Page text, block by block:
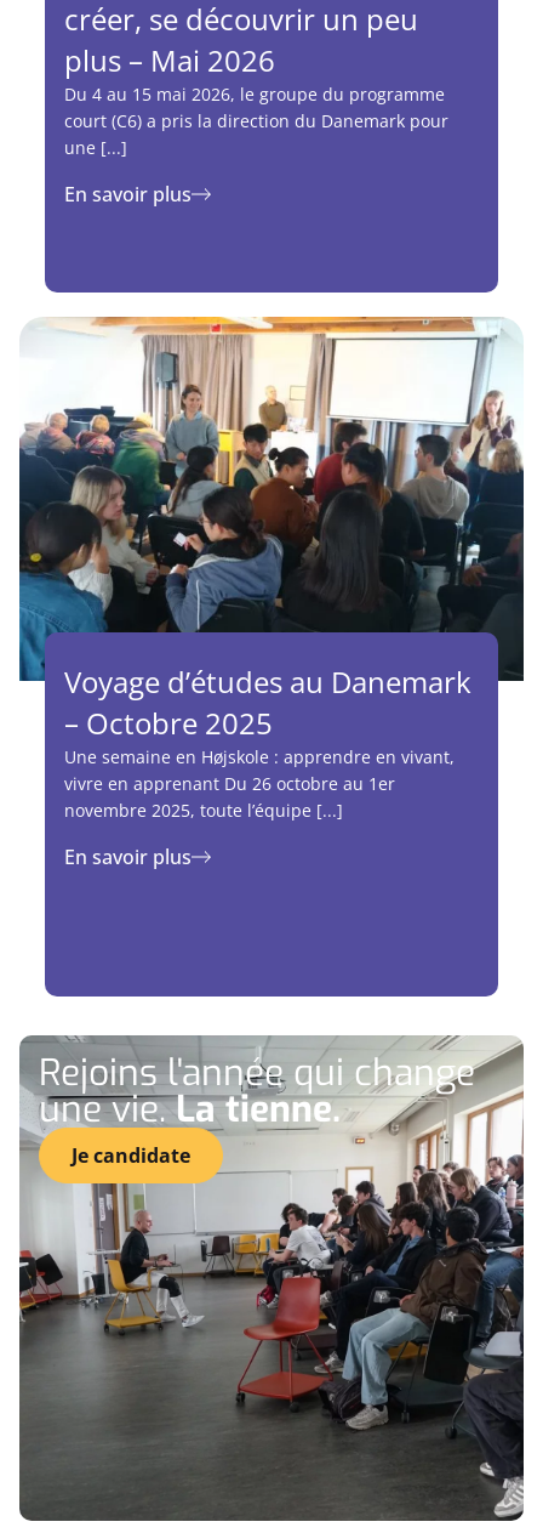
créer, se découvrir un peu
plus – Mai 2026
Du 4 au 15 mai 2026, le groupe du programme
court (C6) a pris la direction du Danemark pour
une [...]
En savoir plus
Voyage d’études au Danemark
– Octobre 2025
Une semaine en Højskole : apprendre en vivant,
vivre en apprenant Du 26 octobre au 1er
novembre 2025, toute l’équipe [...]
En savoir plus
Rejoins l'année qui change
une vie.La tienne.
Je candidate